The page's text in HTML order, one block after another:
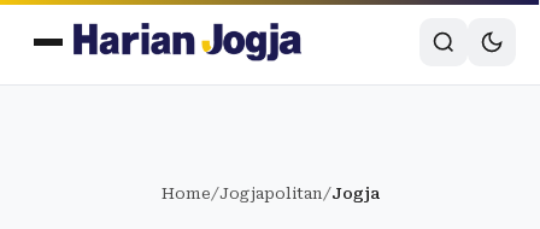
Home/Jogjapolitan/Jogja